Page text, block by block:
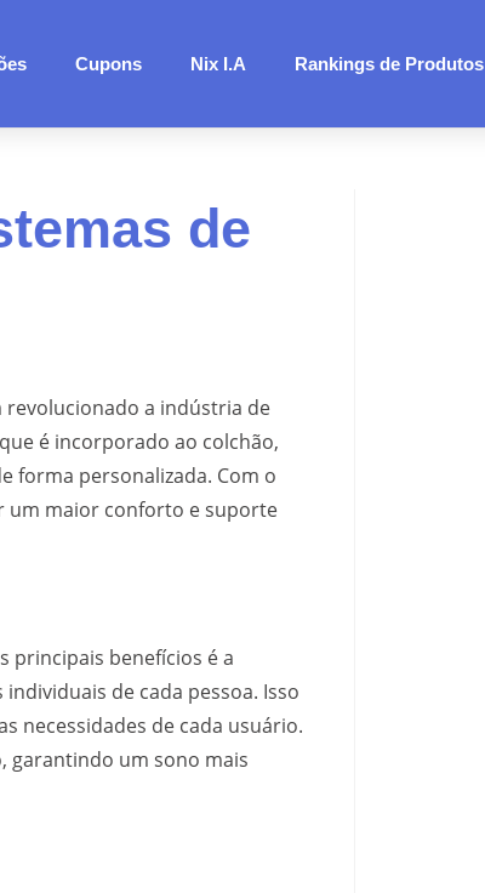
Cupons Nix I.A Rankings de Produtos
de
revolucionado a indústria de
é incorporado ao colchão,
forma personalizada. Com o
um maior conforto e suporte
principais benefícios é a
de cada pessoa. Isso
necessidades de cada usuário.
garantindo um sono mais